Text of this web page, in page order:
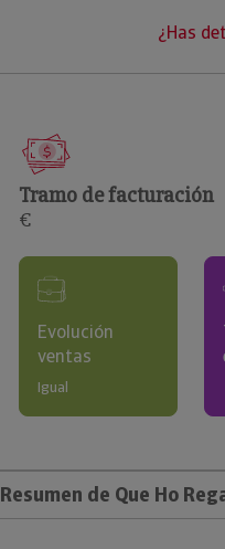
¿Has
Tramo de facturación
€
Evolución
ventas
Igual
Resumen de Que Ho